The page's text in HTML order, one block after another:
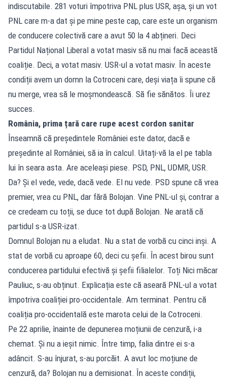
indiscutabile. 281 voturi împotriva PNL plus USR, așa, și un vot
PNL care m-a dat și pe mine peste cap, care este un organism
de conducere colectivă care a avut 50 la 4 abțineri. Deci
Partidul Național Liberal a votat masiv să nu mai facă această
coaliție. Deci, a votat masiv. USR-ul a votat masiv. În aceste
condiții avem un domn la Cotroceni care, deși viața îi spune că
nu merge, vrea să le moșmondească. Să fie sănătos. Îi urez
succes.
România, prima țară care rupe acest cordon sanitar
Înseamnă că președintele României este dator, dacă e
președinte al României, să ia în calcul. Uitați-vă la el pe tabla
lui în seara asta. Are aceleași piese. PSD, PNL, UDMR, USR.
Da? Și el vede, vede, dacă vede. El nu vede. PSD spune că vrea
premier, vrea cu PNL, dar fără Bolojan. Vine PNL-ul și, contrar a
ce credeam cu toții, se duce tot după Bolojan. Ne arată că
partidul s-a USR-izat.
Domnul Bolojan nu a eludat. Nu a stat de vorbă cu cinci inși. A
stat de vorbă cu aproape 60, deci cu șefii. În acest birou sunt
conducerea partidului efectivă și șefii filialelor. Toți Nici măcar
Pauliuc, s-au obținut. Explicația este că aseară PNL-ul a votat
împotriva coaliției pro-occidentale. Am terminat. Pentru că
coaliția pro-occidentală este marota celui de la Cotroceni.
Pe 22 aprilie, înainte de depunerea moțiunii de cenzură, i-a
chemat. Și nu a ieșit nimic. Între timp, falia dintre ei s-a
adâncit. S-au înjurat, s-au porcăit. A avut loc moțiune de
cenzură, da? Bolojan nu a demisionat. În aceste condiții,